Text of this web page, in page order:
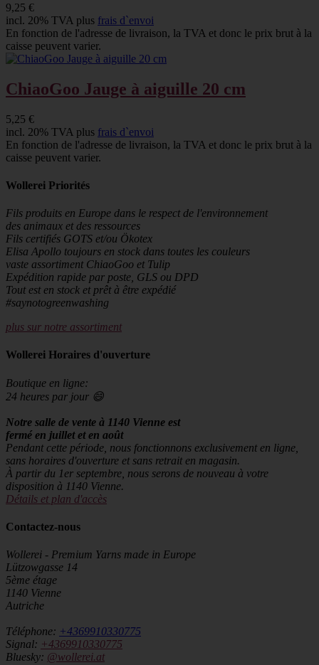
9,25 €
incl. 20% TVA plus frais d`envoi
En fonction de l'adresse de livraison, la TVA et donc le prix brut à la
caisse peuvent varier.
ChiaoGoo Jauge à aiguille 20 cm
5,25 €
incl. 20% TVA plus frais d`envoi
En fonction de l'adresse de livraison, la TVA et donc le prix brut à la
caisse peuvent varier.
Wollerei Priorités
Fils produits en Europe dans le respect de l'environnement
des animaux et des ressources
Fils certifiés GOTS et/ou Ökotex
Elisa Apollo toujours en stock dans toutes les couleurs
vaste assortiment ChiaoGoo et Tulip
Expédition rapide par poste, GLS ou DPD
Tout est en stock et prêt à être expédié
#saynotogreenwashing
plus sur notre assortiment
Wollerei Horaires d'ouverture
Boutique en ligne:
24 heures par jour 😄
Notre salle de vente à 1140 Vienne est
fermé en juillet et en août
Pendant cette période, nous fonctionnons exclusivement en ligne,
sans horaires d'ouverture et sans retrait en magasin.
À partir du 1er septembre, nous serons de nouveau à votre
disposition à 1140 Vienne.
Détails et plan d'accès
Contactez-nous
Wollerei - Premium Yarns made in Europe
Lützowgasse 14
5ème étage
1140 Vienne
Autriche
Téléphone: +4369910330775
Signal: +4369910330775
Bluesky: @wollerei.at